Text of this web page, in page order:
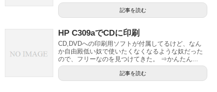
記事を読む
HP C309aでCDに印刷
CD,DVDへの印刷用ソフトが付属してるけど、なん
か自由殿低い奴で使いたくなくなるような奴だった
ので、フリーなのを見つけてきた。 ⇒かんたん...
記事を読む